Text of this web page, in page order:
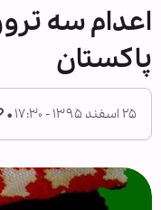
اعدام سه
پاکستان
۲۵ اسفند ۱۳۹۵ - ۱۷:۳۰